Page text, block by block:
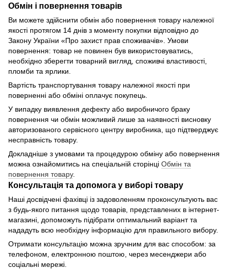
Обмін і повернення товарів
Ви можете здійснити обмін або повернення товару належної
якості протягом 14 днів з моменту покупки відповідно до
Закону України «Про захист прав споживачів». Умови
повернення: товар не повинен був використовуватись,
необхідно зберегти товарний вигляд, споживчі властивості,
пломби та ярлики.
Вартість транспортування товару належної якості при
поверненні або обміні оплачує покупець.
У випадку виявлення дефекту або виробничого браку
повернення чи обмін можливий лише за наявності висновку
авторизованого сервісного центру виробника, що підтверджує
несправність товару.
Докладніше з умовами та процедурою обміну або повернення
можна ознайомитись на спеціальній сторінці Обмін та
повернення товару.
Консультація та допомога у виборі товару
Наші досвідчені фахівці із задоволенням проконсультують вас
з будь-якого питання щодо товарів, представлених в інтернет-
магазині, допоможуть підібрати оптимальний варіант та
нададуть всю необхідну інформацію для правильного вибору.
Отримати консультацію можна зручним для вас способом: за
телефоном, електронною поштою, через месенджери або
соціальні мережі.